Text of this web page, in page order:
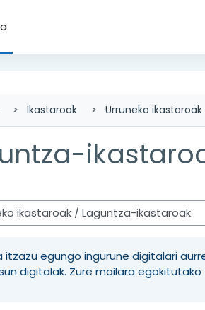
Ikastaroak Urruneko ikastaroak
kategoriak
itzazu egungo ingurune digitalari
digitalak. Zure mailara